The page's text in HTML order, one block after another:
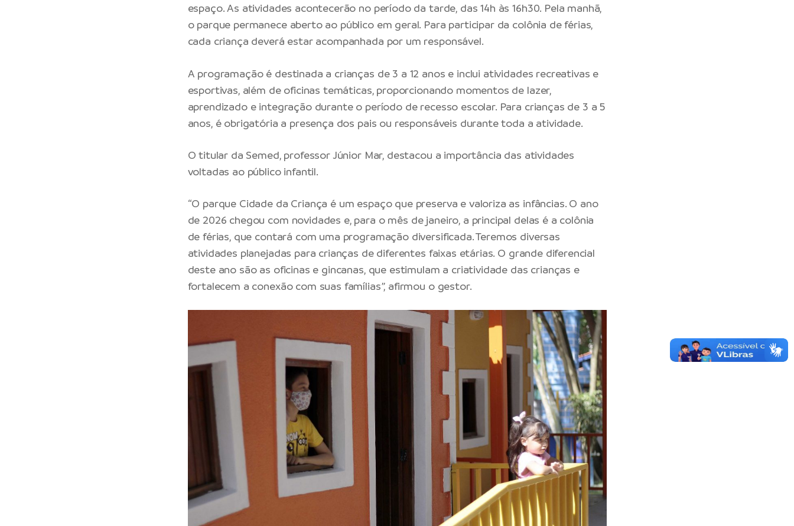
espaço. As atividades acontecerão no período da tarde, das 14h às 16h30. Pela manhã,
o parque permanece aberto ao público em geral. Para participar da colônia de férias,
cada criança deverá estar acompanhada por um responsável.
A programação é destinada a crianças de 3 a 12 anos e inclui atividades recreativas e
esportivas, além de oficinas temáticas, proporcionando momentos de lazer,
aprendizado e integração durante o período de recesso escolar. Para crianças de 3 a 5
anos, é obrigatória a presença dos pais ou responsáveis durante toda a atividade.
O titular da Semed, professor Júnior Mar, destacou a importância das atividades
voltadas ao público infantil.
“O parque Cidade da Criança é um espaço que preserva e valoriza as infâncias. O ano
de 2026 chegou com novidades e, para o mês de janeiro, a principal delas é a colônia
de férias, que contará com uma programação diversificada. Teremos diversas
atividades planejadas para crianças de diferentes faixas etárias. O grande diferencial
deste ano são as oficinas e gincanas, que estimulam a criatividade das crianças e
fortalecem a conexão com suas famílias”, afirmou o gestor.